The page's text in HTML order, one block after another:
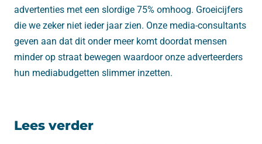
advertenties met een slordige 75% omhoog. Groeicijfers
die we zeker niet ieder jaar zien. Onze media-consultants
geven aan dat dit onder meer komt doordat mensen
minder op straat bewegen waardoor onze adverteerders
hun mediabudgetten slimmer inzetten.
Lees verder